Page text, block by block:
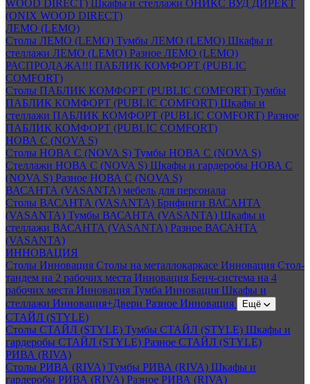
WOOD DIRECT) Шкафы и стеллажи ОНИКС ВУД ДИРЕКТ
(ONIX WOOD DIRECT)
ЛЕМО (LEMO)
Столы ЛЕМО (LEMO) Тумбы ЛЕМО (LEMO) Шкафы и
стеллажи ЛЕМО (LEMO) Разное ЛЕМО (LEMO)
РАСПРОДАЖА!!! ПАБЛИК КОМФОРТ (PUBLIC
COMFORT)
Столы ПАБЛИК КОМФОРТ (PUBLIC COMFORT) Тумбы
ПАБЛИК КОМФОРТ (PUBLIC COMFORT) Шкафы и
стеллажи ПАБЛИК КОМФОРТ (PUBLIC COMFORT) Разное
ПАБЛИК КОМФОРТ (PUBLIC COMFORT)
НОВА С (NOVA S)
Столы НОВА С (NOVA S) Тумбы НОВА С (NOVA S)
Стеллажи НОВА С (NOVA S) Шкафы и гардеробы НОВА С
(NOVA S) Разное НОВА С (NOVA S)
ВАСАНТА (VASANTA) мебель для персонала
Столы ВАСАНТА (VASANTA) Брифинги ВАСАНТА
(VASANTA) Тумбы ВАСАНТА (VASANTA) Шкафы и
стеллажи ВАСАНТА (VASANTA) Разное ВАСАНТА
(VASANTA)
ИННОВАЦИЯ
Столы Инновация Столы на металлокаркасе Инновация Стол-
тандем на 2 рабочих места Инновация Бенч-система на 4
рабочих места Инновация Тумба Инновация Шкафы и
стеллажи Инновация+Двери Разное Инновация Ещё
СТАЙЛ (STYLE)
Столы СТАЙЛ (STYLE) Тумбы СТАЙЛ (STYLE) Шкафы и
гардеробы СТАЙЛ (STYLE) Разное СТАЙЛ (STYLE)
РИВА (RIVA)
Столы РИВА (RIVA) Тумбы РИВА (RIVA) Шкафы и
гардеробы РИВА (RIVA) Разное РИВА (RIVA)